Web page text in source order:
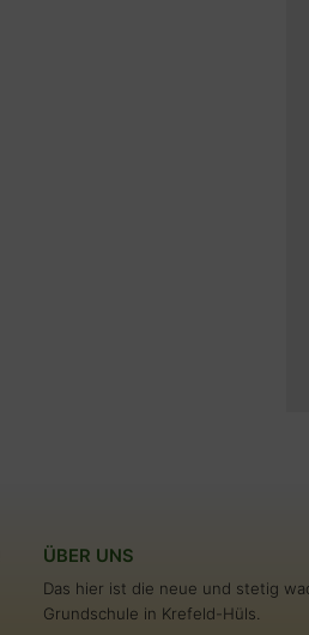
ÜBER UNS
Das hier ist die neue und stetig
Grundschule in Krefeld-Hüls.